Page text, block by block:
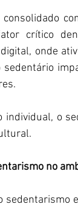
crítico
onde
individual, o
no
sedentarismo